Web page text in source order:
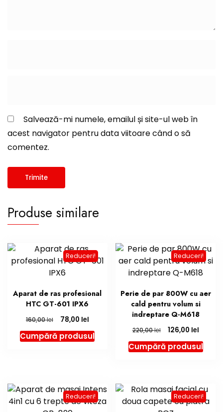
Salvează-mi numele, emailul și site-ul web în
acest navigator pentru data viitoare când o să
comentez.
Produse similare
Reduceri!
Aparat de ras profesional
HTC GT-601 IPX6
160,00lei 78,00 lei
Cumpără produsul
Reduceri!
Perie de par 800W cu aer
cald pentru volum si
indreptare Q-M618
220,00lei 126,00 lei
Cumpără produsul
Reduceri! Reduceri!